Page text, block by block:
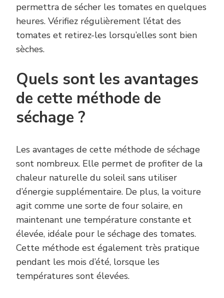
permettra de sécher les tomates en quelques
heures. Vérifiez régulièrement l’état des
tomates et retirez-les lorsqu’elles sont bien
sèches.
Quels sont les avantages
de cette méthode de
séchage ?
Les avantages de cette méthode de séchage
sont nombreux. Elle permet de profiter de la
chaleur naturelle du soleil sans utiliser
d’énergie supplémentaire. De plus, la voiture
agit comme une sorte de four solaire, en
maintenant une température constante et
élevée, idéale pour le séchage des tomates.
Cette méthode est également très pratique
pendant les mois d’été, lorsque les
températures sont élevées.